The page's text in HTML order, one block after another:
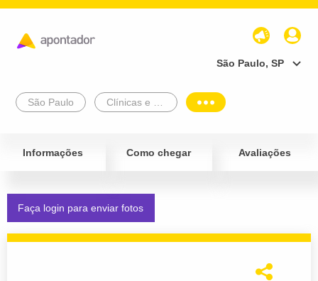
São Paulo, SP
São Paulo
Informações Como chegar Avaliações
Faça login para enviar fotos